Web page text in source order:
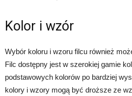
Kolor i wzór
Wybór koloru i wzoru filcu również
Filc dostępny jest w szerokiej gamie
podstawowych kolorów po bardziej
kolory i wzory mogą być droższe ze